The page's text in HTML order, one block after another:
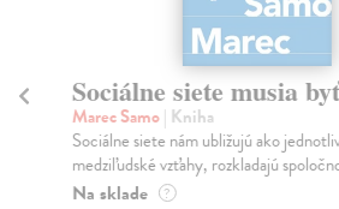
Sociálne siete musia
Marec Samo| Kniha
Sociálne siete nám ubližujú ako
medziľudské vzťahy, rozkladajú
Na sklade ?